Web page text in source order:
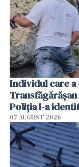
Individul care a
Poliția l-a
07 AUGUST 2026